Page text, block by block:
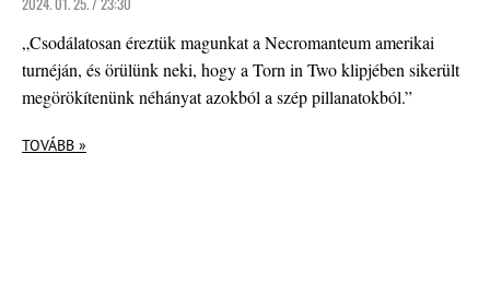
„Csodálatosan éreztük magunkat a Necromanteum amerikai
turnéján, és örülünk neki, hogy a Torn in Two klipjében sikerült
megörökítenünk néhányat azokból a szép pillanatokból.”
TOVÁBB »